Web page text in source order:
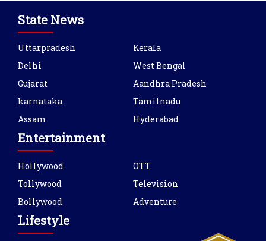
State News
Uttarpradesh
Delhi
Gujarat
karnataka
Assam
Kerala
West Bengal
Aandhra Pradesh
Tamilnadu
Hyderabad
Entertainment
Hollywood
Tollywood
Bollywood
OTT
Television
Adventure
Lifestyle